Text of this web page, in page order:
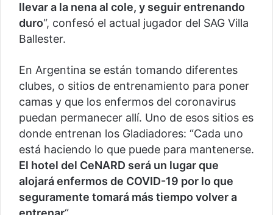
llevar a la nena al cole, y seguir entrenando
duro“, confesó el actual jugador del SAG Villa
Ballester.
En Argentina se están tomando diferentes
clubes, o sitios de entrenamiento para poner
camas y que los enfermos del coronavirus
puedan permanecer allí. Uno de esos sitios es
donde entrenan los Gladiadores: “Cada uno
está haciendo lo que puede para mantenerse.
El hotel del CeNARD será un lugar que
alojará enfermos de COVID-19 por lo que
seguramente tomará más tiempo volver a